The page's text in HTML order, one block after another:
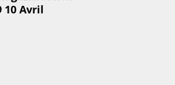
10 Avril